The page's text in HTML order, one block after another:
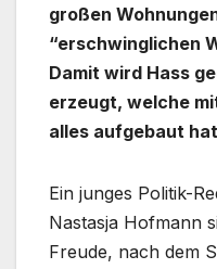
großen
“erschwinglichen
Damit wird Hass
erzeugt, welche
alles aufgebaut
Ein junges Politik-
Nastasja Hofmann
Freude, nach dem